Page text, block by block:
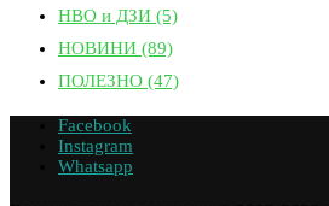
НВО и ДЗИ (5)
НОВИНИ (89)
ПОЛЕЗНО (47)
Facebook
Instagram
Whatsapp